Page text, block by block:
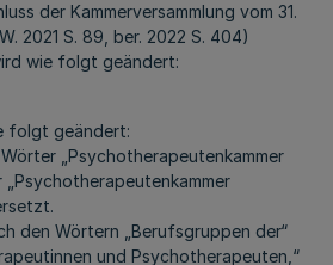
der Kammerversammlung vom 31.
2021 S. 89, ber. 2022 S. 404)
wie folgt geändert:
folgt geändert:
„Psychotherapeutenkammer
den Wörtern „Berufsgruppen der“
und Psychotherapeuten,“